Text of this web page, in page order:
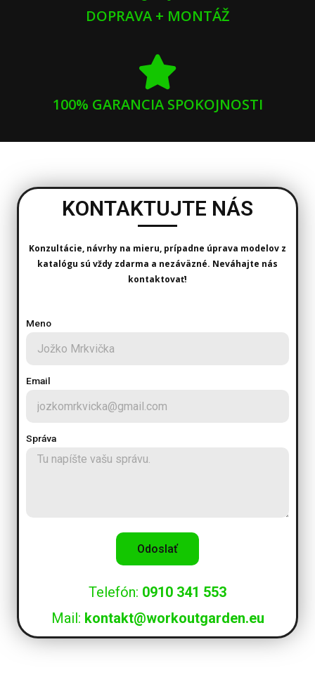
DOPRAVA + MONTÁŽ
100% GARANCIA SPOKOJNOSTI
KONTAKTUJTE NÁS
Konzultácie, návrhy na mieru, prípadne úprava modelov z
katalógu sú vždy zdarma a nezáväzné. Neváhajte nás
kontaktovať!
Meno
Email
Správa
Odoslať
Telefón: 0910 341 553
Mail: kontakt@workoutgarden.eu